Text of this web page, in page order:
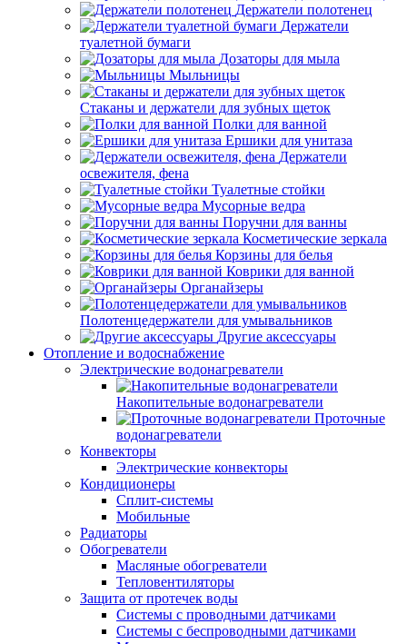
Держатели полотенец
Держатели
туалетной бумаги
Дозаторы для мыла
Мыльницы
Стаканы и держатели для зубных щеток
Полки для ванной
Ершики для унитаза
Держатели
освежителя, фена
Туалетные стойки
Мусорные ведра
Поручни для ванны
Косметические зеркала
Корзины для белья
Коврики для ванной
Органайзеры
Полотенцедержатели для умывальников
Другие аксессуары
Отопление и водоснабжение
Электрические водонагреватели
Накопительные водонагреватели
Проточные
водонагреватели
Конвекторы
Электрические конвекторы
Кондиционеры
Сплит-системы
Мобильные
Радиаторы
Обогреватели
Масляные обогреватели
Тепловентиляторы
Защита от протечек воды
Системы с проводными датчиками
Системы с беспроводными датчиками